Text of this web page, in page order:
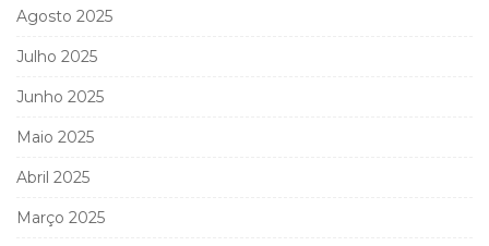
Agosto 2025
Julho 2025
Junho 2025
Maio 2025
Abril 2025
Março 2025